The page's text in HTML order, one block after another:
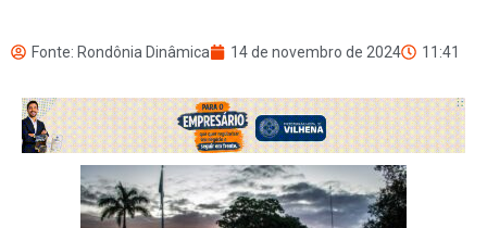
Fonte: Rondônia Dinâmica 14 de novembro de 2024 11:41